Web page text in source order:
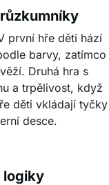
první hře děti hází
barvy, zatímco
Druhá hra s
a trpělivost, když
děti vkládají tyčky
desce.
logiky